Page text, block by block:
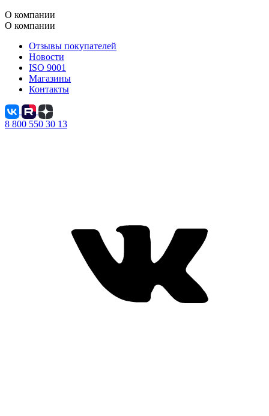
О компании
О компании
Отзывы покупателей
Новости
ISO 9001
Магазины
Контакты
8 800 550 30 13